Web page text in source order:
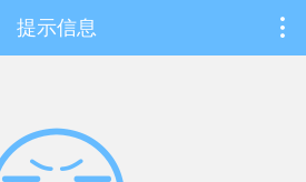
提示信息